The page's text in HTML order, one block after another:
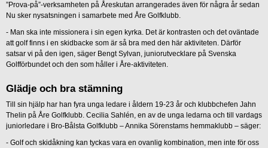
”Prova-på”-verksamheten på Åreskutan arrangerades även för några år sedan
Nu sker nysatsningen i samarbete med Åre Golfklubb.
- Man ska inte missionera i sin egen kyrka. Det är kontrasten och det oväntade
att golf finns i en skidbacke som är så bra med den här aktiviteten. Därför
satsar vi på den igen, säger Bengt Sylvan, juniorutvecklare på Svenska
Golfförbundet och den som håller i Åre-aktiviteten.
Glädje och bra stämning
Till sin hjälp har han fyra unga ledare i åldern 19-23 år och klubbchefen Jahn
Thelin på Åre Golfklubb. Cecilia Sahlén, en av de unga ledarna och till vardags
juniorledare i Bro-Bålsta Golfklubb – Annika Sörenstams hemmaklubb – säger:
- Golf och skidåkning kan tyckas vara en ovanlig kombination, men inte för oss